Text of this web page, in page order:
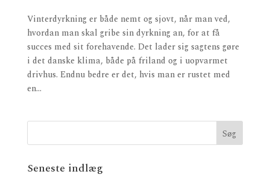
Vinterdyrkning er både nemt og sjovt, når man ved,
hvordan man skal gribe sin dyrkning an, for at få
succes med sit forehavende. Det lader sig sagtens gøre
i det danske klima, både på friland og i uopvarmet
drivhus. Endnu bedre er det, hvis man er rustet med
en...
Seneste indlæg